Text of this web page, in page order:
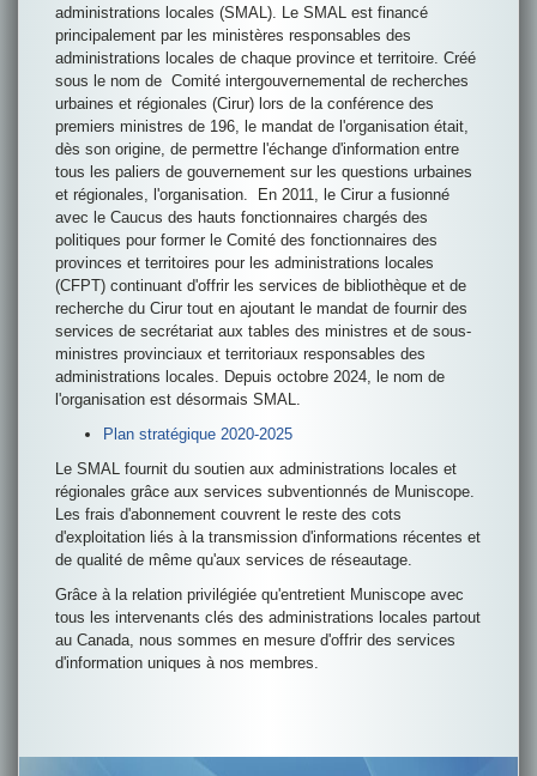
administrations locales (SMAL). Le SMAL est financé
principalement par les ministères responsables des
administrations locales de chaque province et territoire. Créé
sous le nom de Comité intergouvernemental de recherches
urbaines et régionales (Cirur) lors de la conférence des
premiers ministres de 196, le mandat de l'organisation était,
dès son origine, de permettre l'échange d'information entre
tous les paliers de gouvernement sur les questions urbaines
et régionales, l'organisation. En 2011, le Cirur a fusionné
avec le Caucus des hauts fonctionnaires chargés des
politiques pour former le Comité des fonctionnaires des
provinces et territoires pour les administrations locales
(CFPT) continuant d'offrir les services de bibliothèque et de
recherche du Cirur tout en ajoutant le mandat de fournir des
services de secrétariat aux tables des ministres et de sous-
ministres provinciaux et territoriaux responsables des
administrations locales. Depuis octobre 2024, le nom de
l'organisation est désormais SMAL.
Plan stratégique 2020-2025
Le SMAL fournit du soutien aux administrations locales et
régionales grâce aux services subventionnés de Muniscope.
Les frais d'abonnement couvrent le reste des cots
d'exploitation liés à la transmission d'informations récentes et
de qualité de même qu'aux services de réseautage.
Grâce à la relation privilégiée qu'entretient Muniscope avec
tous les intervenants clés des administrations locales partout
au Canada, nous sommes en mesure d'offrir des services
d'information uniques à nos membres.